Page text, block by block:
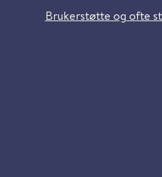
Brukerstøtte og ofte